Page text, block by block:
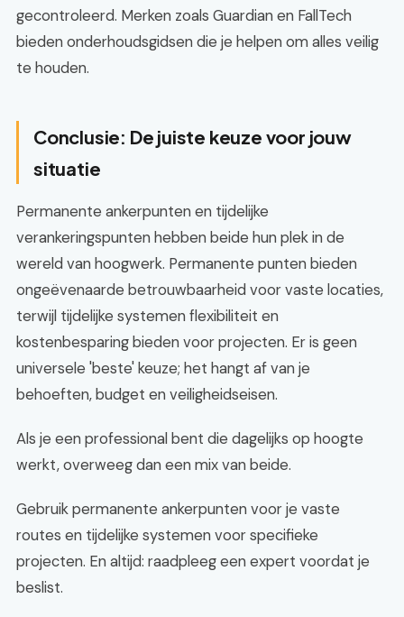
gecontroleerd. Merken zoals Guardian en FallTech
bieden onderhoudsgidsen die je helpen om alles veilig
te houden.
Conclusie: De juiste keuze voor jouw
situatie
Permanente ankerpunten en tijdelijke
verankeringspunten hebben beide hun plek in de
wereld van hoogwerk. Permanente punten bieden
ongeëvenaarde betrouwbaarheid voor vaste locaties,
terwijl tijdelijke systemen flexibiliteit en
kostenbesparing bieden voor projecten. Er is geen
universele 'beste' keuze; het hangt af van je
behoeften, budget en veiligheidseisen.
Als je een professional bent die dagelijks op hoogte
werkt, overweeg dan een mix van beide.
Gebruik permanente ankerpunten voor je vaste
routes en tijdelijke systemen voor specifieke
projecten. En altijd: raadpleeg een expert voordat je
beslist.